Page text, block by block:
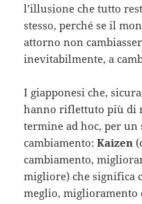
l’illusione che tutto
stesso, perché se il
attorno non
inevitabilmente, a
I giapponesi che,
hanno riflettuto più di
termine ad hoc, per
cambiamento:Kaizen
cambiamento,
migliore) che significa
meglio, miglioramento